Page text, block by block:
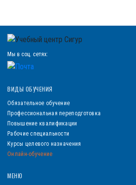
Мы в соц. сетях:
ВИДЫ ОБУЧЕНИЯ
Обязательное обучение
Профессиональная переподготовка
Повышение квалификации
Рабочие специальности
Курсы целевого назначения
Онлайн-обучение
МЕНЮ